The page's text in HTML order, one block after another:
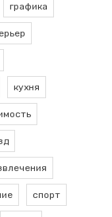
графика
кухня
спорт